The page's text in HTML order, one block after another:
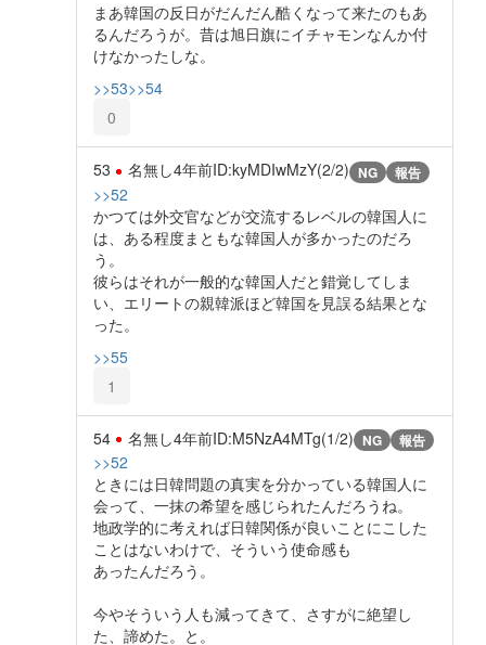
まあ韓国の反日がだんだん酷くなって来たのもあ
るんだろうが。昔は旭日旗にイチャモンなんか付
けなかったしな。
>>53>>54
0
53 名無し4年前ID:kyMDIwMzY(2/2) NG 報告
>>52
かつては外交官などが交流するレベルの韓国人に
は、ある程度まともな韓国人が多かったのだろ
う。
彼らはそれが一般的な韓国人だと錯覚してしま
い、エリートの親韓派ほど韓国を見誤る結果とな
った。
>>55
1
54 名無し4年前ID:M5NzA4MTg(1/2) NG 報告
>>52
ときには日韓問題の真実を分かっている韓国人に
会って、一抹の希望を感じられたんだろうね。
地政学的に考えれば日韓関係が良いことにこした
ことはないわけで、そういう使命感も
あったんだろう。
今やそういう人も減ってきて、さすがに絶望し
た、諦めた。と。